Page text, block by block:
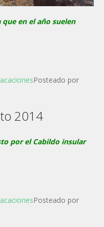
en el año suelen
Posteado por
2014
por el Cabildo insular
Posteado por